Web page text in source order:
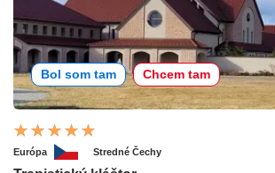
Bol som tam Chcem tam
Európa Stredné Čechy